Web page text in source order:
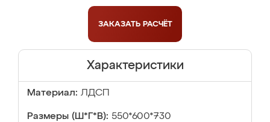
ЗАКАЗАТЬ РАСЧЁТ
Характеристики
Материал: ЛДСП
Размеры (Ш*Г*В): 550*600*730